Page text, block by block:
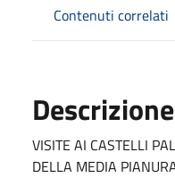
Contenuti correlati
Descrizione
VISITE AI CASTELLI
DELLA MEDIA